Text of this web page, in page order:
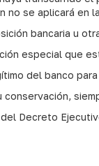
no se aplicará en
bancaria u
especial que
del banco
conservación,
Decreto